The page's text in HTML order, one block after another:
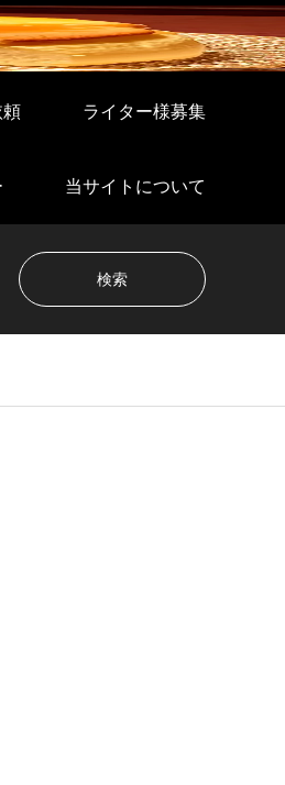
頼 ライター様募集
当サイトについて